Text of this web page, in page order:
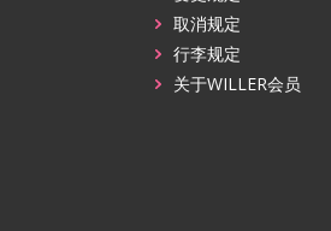
取消规定
行李规定
关于WILLER会员